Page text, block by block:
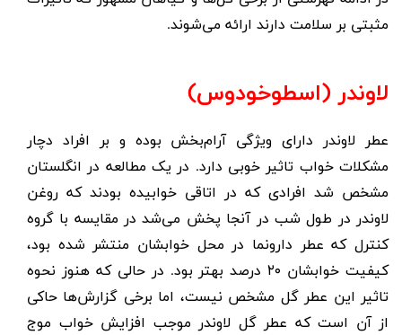
مثبتی بر سلامت دارند ارائه می‌شوند.
لاوندر (اسطوخودوس)
عطر لاوندر دارای ویژگی آرام‌بخش بوده و بر افراد دچار
مشکلات خواب تاثیر خوبی دارد. در یک مطالعه در انگلستان
مشخص شد افرادی که در اتاقی خوابیده بودند که روغن
لاوندر در طول شب در آنجا پخش می‌شد در مقایسه با گروه
کنترل که عطر دارونما در محل خوابشان منتشر شده بود،
کیفیت خوابشان ۲۰ درصد بهتر بود. در حالی که هنوز نحوه
تاثیر این عطر گل مشخص نیست، اما برخی گزارش‌ها حاکی
از آن است که عطر گل لاوندر موجب افزایش خواب موج